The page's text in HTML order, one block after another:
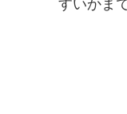
すいかま